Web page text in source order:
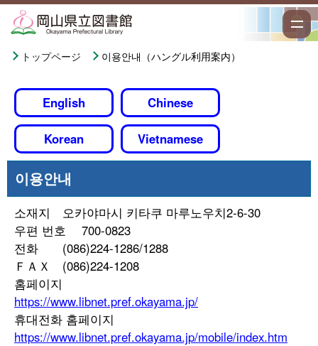
トップページ 이용안내（ハングル利用案内）
English Chinese
Korean Vietnamese
이용안내
소재지 오카야마시 키타쿠 마루노우치2-6-30
우편 번호 700-0823
전화 (086)224-1286/1288
ＦＡＸ (086)224-1208
홈페이지
https://www.libnet.pref.okayama.jp/
휴대전화 홈페이지
https://www.libnet.pref.okayama.jp/mobile/index.htm